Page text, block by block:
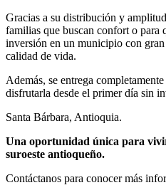
Gracias a su distribución y
familias que buscan confort o para
inversión en un municipio con
calidad de vida.
Además, se entrega
disfrutarla desde el primer día sin
Santa Bárbara, Antioquia.
Una oportunidad única para
suroeste antioqueño.
Contáctanos para conocer más